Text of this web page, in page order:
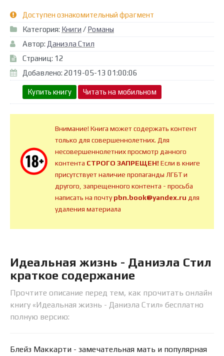
Доступен ознакомительный фрагмент
Категория: Книги / Романы
Автор: Даниэла Стил
Страниц: 12
Добавлено: 2019-05-13 01:00:06
Купить книгу Читать на мобильном
Внимание! Книга может содержать контент
только для совершеннолетних. Для
несовершеннолетних просмотр данного
контента СТРОГО ЗАПРЕЩЕН!Если в книге
присутствует наличие пропаганды ЛГБТ и
другого, запрещенного контента - просьба
написать на почтуpbn.book@yandex.ru для
удаления материала
Идеальная жизнь - Даниэла Стил
краткое содержание
Прочтите описание перед тем, как прочитать онлайн
книгу «Идеальная жизнь - Даниэла Стил» бесплатно
полную версию:
Блейз Маккарти - замечательная мать и популярная